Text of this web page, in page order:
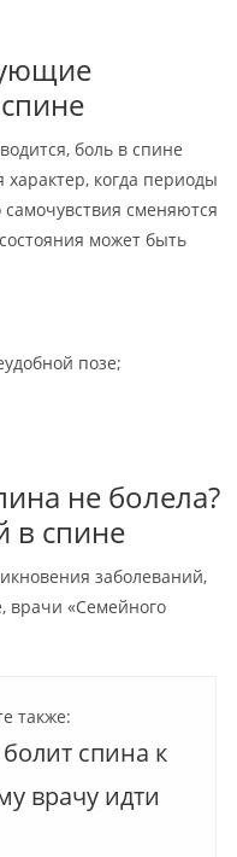
боль в спине
когда периоды
самочувствия сменяются
может быть
позе;
не болела?
в спине
заболеваний,
врачи «Семейного
также:
спина к
врачу идти